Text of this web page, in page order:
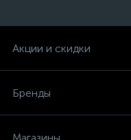
Акции и скидки
Бренды